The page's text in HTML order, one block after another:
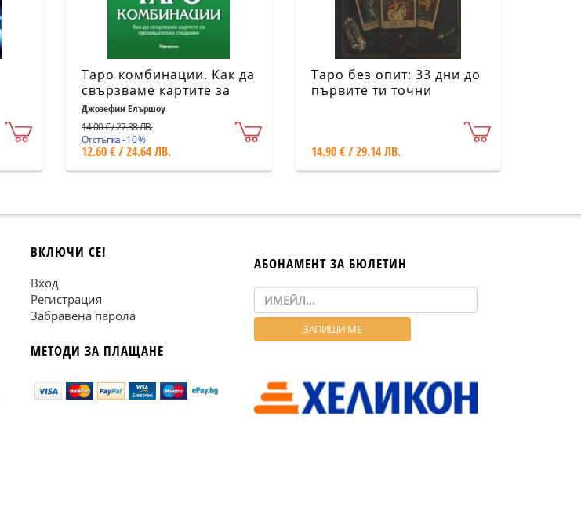
Таро комбинации. Как да
свързваме картите за
проницателни гледания
Джозефин Елършоу
14.00 € / 27.38 ЛВ.
Отстъпка - 10 %
12.60 € / 24.64 ЛВ.
Таро без опит: 33 дни до
първите ти точни
14.90 € / 29.14 ЛВ.
ВКЛЮЧИ СЕ!
Вход
Регистрация
Забравена парола
МЕТОДИ ЗА ПЛАЩАНЕ
АБОНАМЕНТ ЗА БЮЛЕТИН